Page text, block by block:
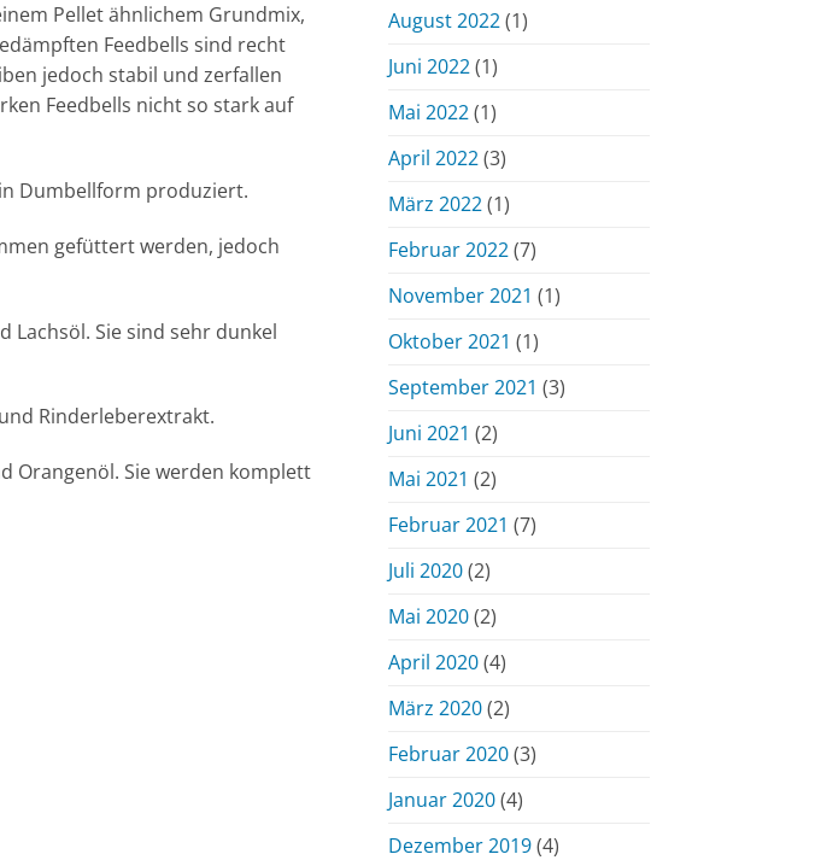
Pellet ähnlichem Grundmix,
Feedbells sind recht
jedoch stabil und zerfallen
Feedbells nicht so stark auf
Dumbellform produziert.
gefüttert werden, jedoch
Sie sind sehr dunkel
Rinderleberextrakt.
Orangenöl. Sie werden komplett
August 2022(1)
Juni 2022(1)
Mai 2022(1)
April 2022(3)
März 2022(1)
Februar 2022(7)
November 2021 (1)
Oktober 2021 (1)
September 2021 (3)
Juni 2021 (2)
Mai 2021 (2)
Februar 2021 (7)
Juli 2020(2)
Mai 2020(2)
April 2020(4)
März 2020(2)
Februar 2020(3)
Januar 2020(4)
Dezember 2019(4)